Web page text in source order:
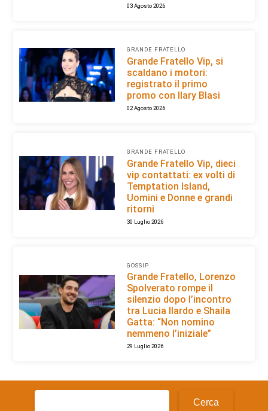
03 Agosto 2026
GRANDE FRATELLO
Grande Fratello Vip, si
scaldano i motori:
registrato il primo
promo con Ilary Blasi
02 Agosto 2026
GRANDE FRATELLO
Grande Fratello Vip, dieci
vip contattati: ex volti di
Temptation Island,
Uomini e Donne e grandi
ritorni
30 Luglio 2026
GOSSIP
Grande Fratello, Lorenzo
Spolverato rompe il
silenzio dopo l’incontro
tra Lucia Ilardo e Shaila
Gatta: “Non nomino
nemmeno l’iniziale”
29 Luglio 2026